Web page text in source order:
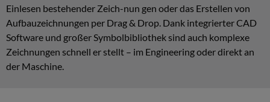
Beschriftung
Kabelkonfektionierung
und
Einlesen bestehender Zeich-nun gen oder das Erstellen von
Aufbauzeichnungen per Drag & Drop. Dank integrierter CAD
Software und großer Symbolbibliothek sind auch komplexe
Zeichnungen schnell er stellt – im Engineering oder direkt an
der Maschine.